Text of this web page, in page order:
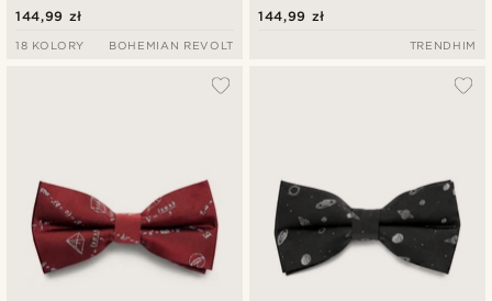
144,99 zł
18 KOLORY BOHEMIAN REVOLT
w kwiaty
144,99 zł
TRENDHIM